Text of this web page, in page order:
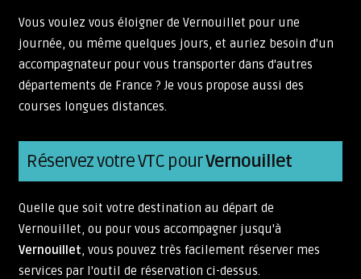
Vous voulez vous éloigner de Vernouillet pour une
journée, ou même quelques jours, et auriez besoin d'un
accompagnateur pour vous transporter dans d'autres
départements de France ? Je vous propose aussi des
courses longues distances.
Réservez votre VTC pourVernouillet
Quelle que soit votre destination au départ de
Vernouillet, ou pour vous accompagner jusqu'à
Vernouillet, vous pouvez très facilement réserver mes
services par l'outil de réservation ci-dessus.